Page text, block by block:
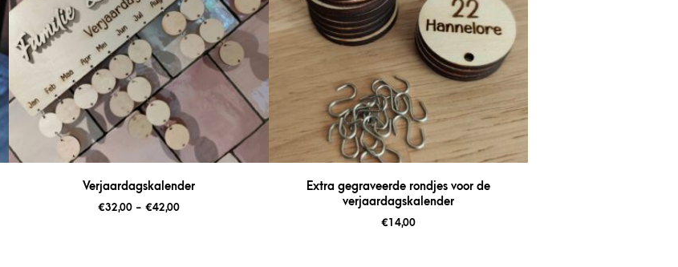
Verjaardagskalender
€32,00 - €42,00
Extra gegraveerde rondjes voor de
verjaardagskalender
€14,00